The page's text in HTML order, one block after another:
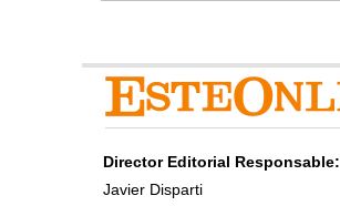
Director Editorial Responsable:
Javier Disparti